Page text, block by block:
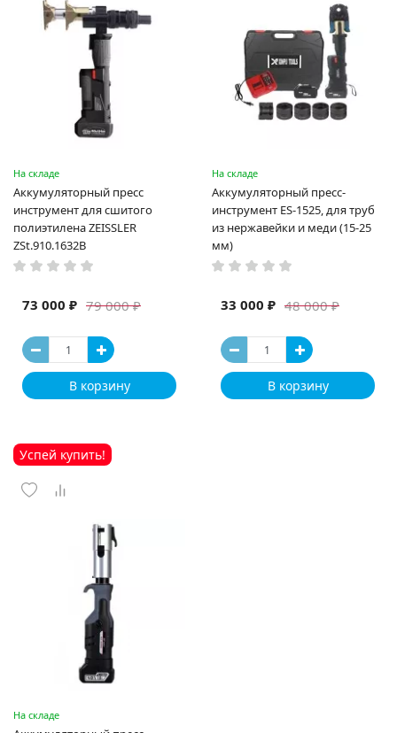
На складе
Аккумуляторный пресс
инструмент для сшитого
полиэтилена ZEISSLER
ZSt.910.1632B
79 000 ₽
73 000 ₽
В корзину
На складе
Аккумуляторный пресс-
инструмент ES-1525, для труб
из нержавейки и меди (15-25
мм)
48 000 ₽
33 000 ₽
В корзину
Успей купить!
На складе